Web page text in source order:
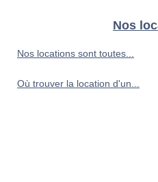
Nos
Nos locations sont toutes...
Où trouver la location d'un...